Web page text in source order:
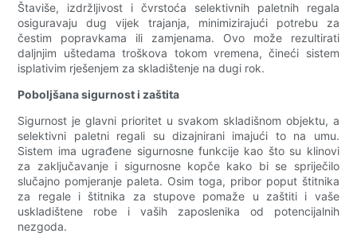
Štaviše, izdržljivost i čvrstoća selektivnih paletnih regala
osiguravaju dug vijek trajanja, minimizirajući potrebu za
čestim popravkama ili zamjenama. Ovo može rezultirati
daljnjim uštedama troškova tokom vremena, čineći sistem
isplativim rješenjem za skladištenje na dugi rok.
Poboljšana sigurnost i zaštita
Sigurnost je glavni prioritet u svakom skladišnom objektu, a
selektivni paletni regali su dizajnirani imajući to na umu.
Sistem ima ugrađene sigurnosne funkcije kao što su klinovi
za zaključavanje i sigurnosne kopče kako bi se spriječilo
slučajno pomjeranje paleta. Osim toga, pribor poput štitnika
za regale i štitnika za stupove pomaže u zaštiti i vaše
uskladištene robe i vaših zaposlenika od potencijalnih
nezgoda.